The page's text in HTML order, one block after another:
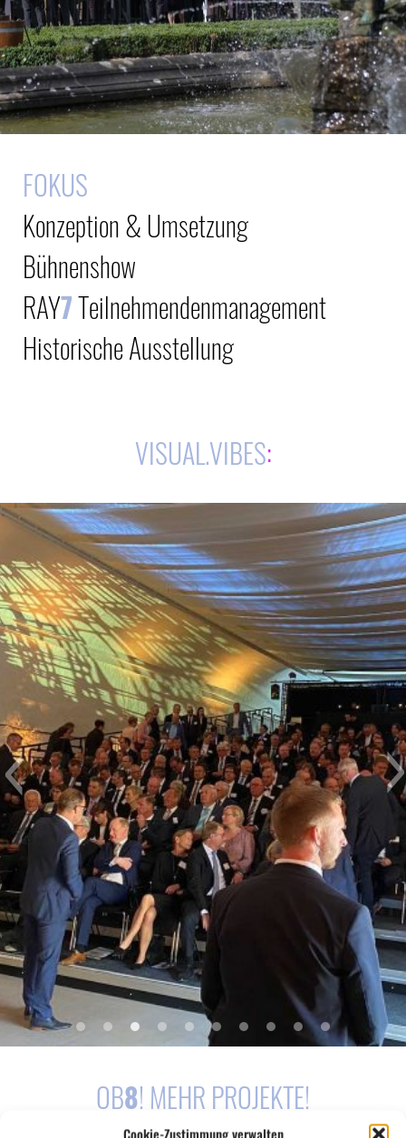
Cookie-Zustimmung verwalten
FOKUS
Konzeption & Umsetzung
Bühnenshow
RAY7Teilnehmendenmanagement
Historische Ausstellung
VISUAL.VIBES:
OB8! MEHR PROJEKTE!